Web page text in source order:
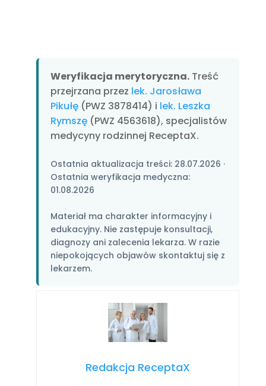
Weryfikacja merytoryczna.Treść
przejrzana przez lek. Jarosława
Pikułę(PWZ 3878414) i lek. Leszka
Rymszę(PWZ 4563618), specjalistów
medycyny rodzinnej ReceptaX.
Ostatnia aktualizacja treści: 28.07.2026 ·
Ostatnia weryfikacja medyczna:
01.08.2026
Materiał ma charakter informacyjny i
edukacyjny. Nie zastępuje konsultacji,
diagnozy ani zalecenia lekarza. W razie
niepokojących objawów skontaktuj się z
lekarzem.
Redakcja ReceptaX